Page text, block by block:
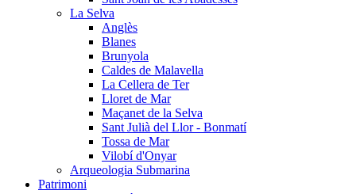
La Selva
Anglès
Blanes
Brunyola
Caldes de Malavella
La Cellera de Ter
Lloret de Mar
Maçanet de la Selva
Sant Julià del Llor - Bonmatí
Tossa de Mar
Vilobí d'Onyar
Arqueologia Submarina
Patrimoni